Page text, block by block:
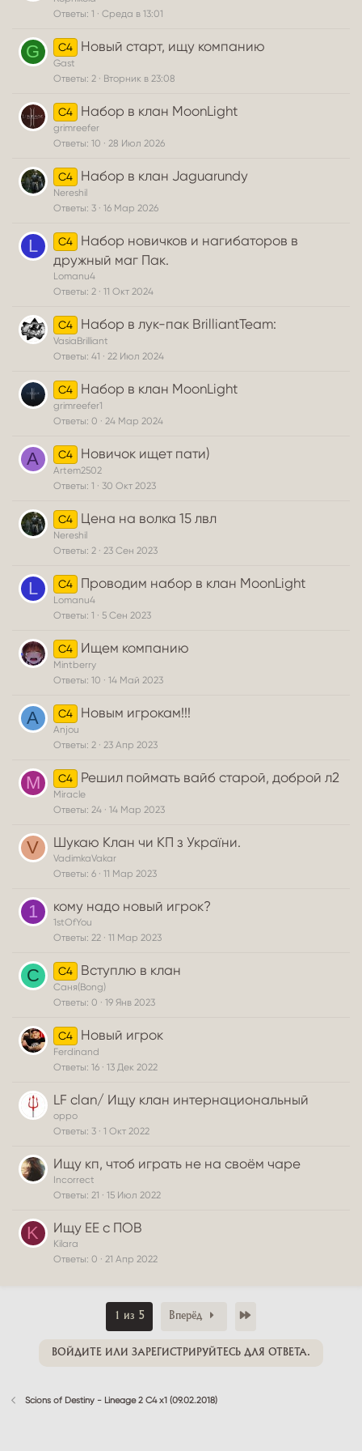
Ответы 1 Среда в 13:01
G C4 Новый старт, ищу компанию
Gast
Ответы 2 Вторник в 23:08
C4 Набор в клан MoonLight
grimreefer
Ответы 10 28 Июл 2026
C4 Набор в клан Jaguarundy
Nereshil
Ответы 3 16 Мар 2026
L C4
Набор новичков и нагибаторов в
дружный маг Пак.
Lomanu4
Ответы 2 11 Окт 2024
C4 Набор в лук-пак BrilliantTeam:
VasiaBrilliant
Ответы 41 22 Июл 2024
C4 Набор в клан MoonLight
grimreefer1
Ответы 0 24 Мар 2024
A C4 Новичок ищет пати)
Artem2502
Ответы 1 30 Окт 2023
C4 Цена на волка 15 лвл
Nereshil
Ответы 2 23 Сен 2023
L C4 Проводим набор в клан MoonLight
Lomanu4
Ответы 1 5 Сен 2023
C4 Ищем компанию
Mintberry
Ответы 10 14 Май 2023
A C4 Новым игрокам!!!
Anjou
Ответы 2 23 Апр 2023
M C4 Решил поймать вайб старой, доброй л2
Miracle
Ответы 24 14 Мар 2023
V Шукаю Клан чи КП з України.
VadimkaVakar
Ответы 6 11 Мар 2023
1 кому надо новый игрок?
1stOfYou
Ответы 22 11 Мар 2023
С C4 Вступлю в клан
Саня(Bong)
Ответы 0 19 Янв 2023
C4 Новый игрок
Ferdinand
Ответы 16 13 Дек 2022
LF clan/ Ищу клан интернациональный
oppo
Ответы 3 1 Окт 2022
Ищу кп, чтоб играть не на своём чаре
Incorrect
Ответы 21 15 Июл 2022
K Ищу ЕЕ с ПОВ
Kilara
Ответы 0 21 Апр 2022
1 из 5 Вперёд
ВОЙДИТЕ ИЛИ ЗАРЕГИСТРИРУЙТЕСЬ ДЛЯ ОТВЕТА.
Scions of Destiny - Lineage 2 C4 x1 (09.02.2018)